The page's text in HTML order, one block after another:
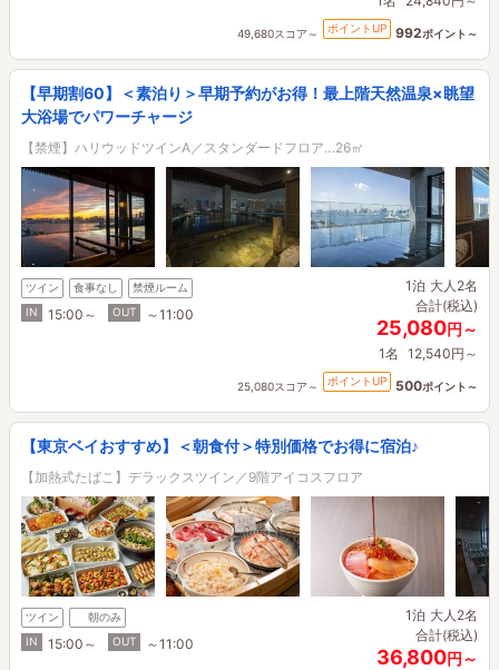
49,680スコア～ ポイントUP 992ポイント～
【早期割60】＜素泊り＞早期予約がお得！最上階天然温泉×眺望
大浴場でパワーチャージ
【禁煙】ハリウッドツインA／スタンダードフロア…26㎡
ツイン 食事なし
禁煙ルーム
IN
15:00～ OUT ～11:00
1泊 大人2名
合計(税込)
25,080円～
1名 12,540円～
25,080スコア～ ポイントUP 500ポイント～
【東京ベイおすすめ】＜朝食付＞特別価格でお得に宿泊♪
【加熱式たばこ】デラックスツイン／9階アイコスフロア
ツイン
朝のみ
IN
15:00～ OUT ～11:00
1泊 大人2名
合計(税込)
36,800円～